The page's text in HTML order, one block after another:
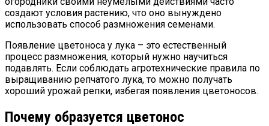
создают условия растению, что оно вынуждено
использовать способ размножения семенами.
Появление цветоноса у лука – это естественный
процесс размножения, который нужно научиться
подавлять. Если соблюдать агротехнические правила по
выращиванию репчатого лука, то можно получать
хороший урожай репки, избегая появления цветоносов.
Почему образуется цветонос